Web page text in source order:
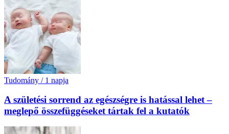
Tudomány / 1 napja
A születési sorrend az egészségre is hatással lehet –
meglepő összefüggéseket tártak fel a kutatók